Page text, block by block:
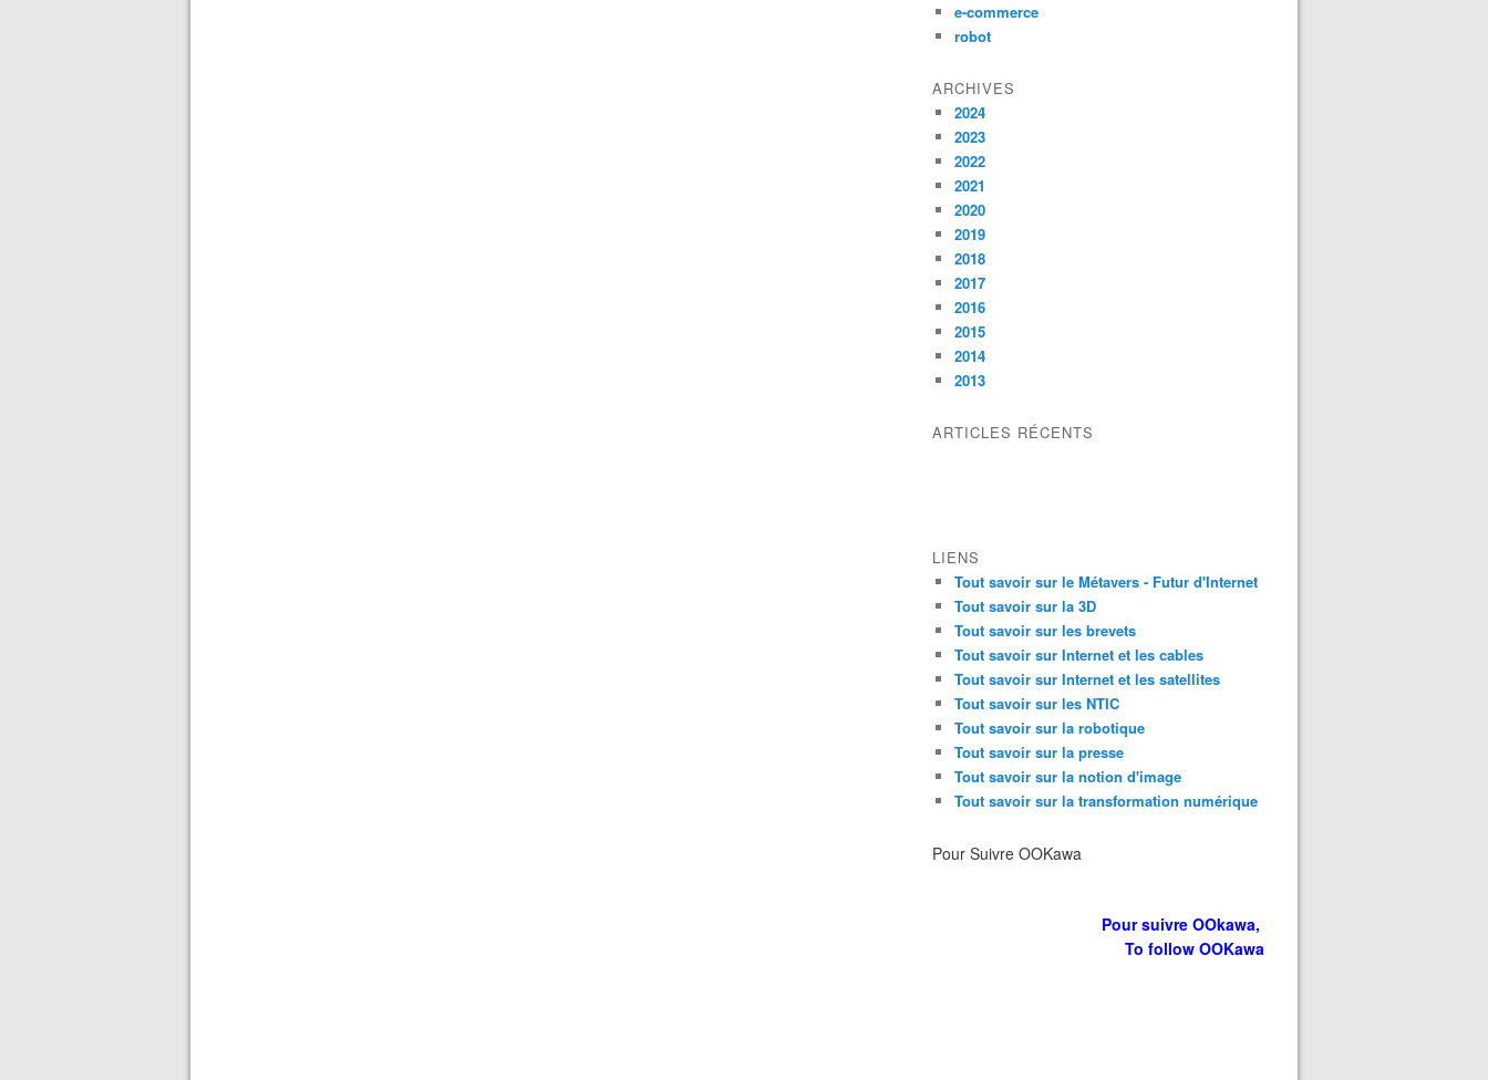
e-commerce
robot
ARCHIVES
2024
2023
2022
2021
2020
2019
2018
2017
2016
2015
2014
2013
ARTICLES RÉCENTS
LIENS
Tout savoir sur le Métavers - Futur d'Internet
Tout savoir sur la 3D
Tout savoir sur les brevets
Tout savoir sur Internet et les cables
Tout savoir sur Internet et les satellites
Tout savoir sur les NTIC
Tout savoir sur la robotique
Tout savoir sur la presse
Tout savoir sur la notion d'image
Tout savoir sur la transformation numérique
Pour Suivre OOKawa
Pour suivre OOkawa,
To follow OOKawa